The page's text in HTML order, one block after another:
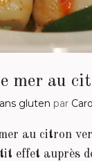
mer au
gluten par
au citron
effet auprès